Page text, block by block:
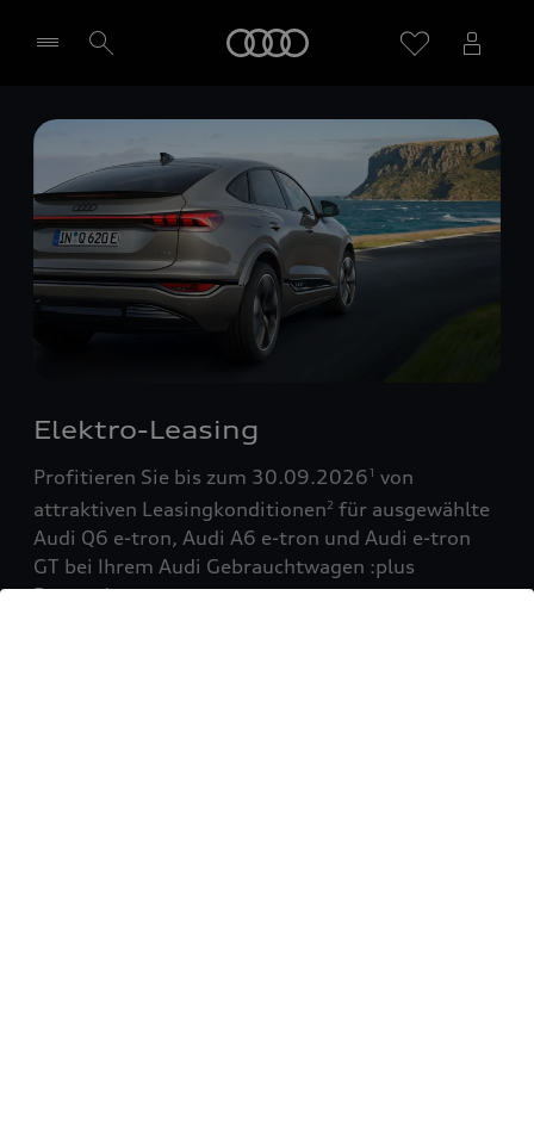
Händler wählen
Elektro-Leasing
Profitieren Sie bis zum 30.09.20261 von
attraktiven Leasingkonditionen2 für ausgewählte
Audi Q6 e-tron, Audi A6 e-tron und Audi e-tron
GT bei Ihrem Audi Gebrauchtwagen :plus
Partner!